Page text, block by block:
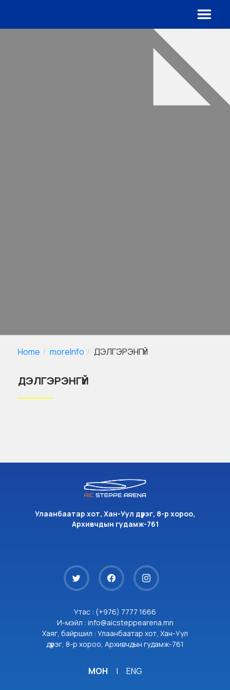
Home moreInfo ДЭЛГЭРЭНГҮЙ
ДЭЛГЭРЭНГҮЙ
Улаанбаатар хот, Хан-Уул дүүрэг, 8-р хороо,
Архивчдын гудамж-761
Утас : (+976) 7777 1666
И-мэйл : info@aicsteppearena.mn
Хаяг, байршил : Улаанбаатар хот, Хан-Уул
дүүрэг, 8-р хороо, Архивчдын гудамж-761
МОН | ENG